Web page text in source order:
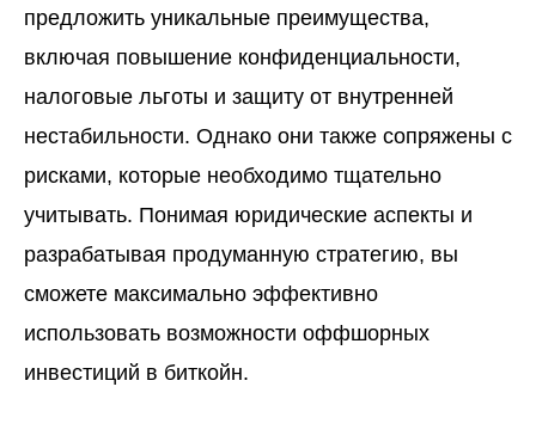
предложить уникальные преимущества,
включая повышение конфиденциальности,
налоговые льготы и защиту от внутренней
нестабильности. Однако они также сопряжены с
рисками, которые необходимо тщательно
учитывать. Понимая юридические аспекты и
разрабатывая продуманную стратегию, вы
сможете максимально эффективно
использовать возможности оффшорных
инвестиций в биткойн.